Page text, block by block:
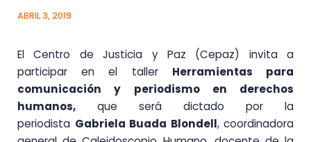
ABRIL 3, 2019
El Centro de Justicia y Paz (Cepaz) invita a
participar en el taller Herramientas para
comunicación y periodismo en derechos
humanos, que será dictado por la
periodista Gabriela Buada Blondell, coordinadora